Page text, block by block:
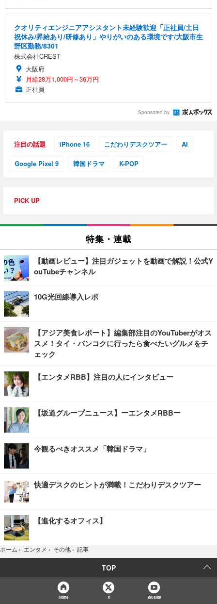
クオリティエンジニアアシスタント未経験歓迎「正社員/土日
祝休み/昇給あり/研修あり」やりがいのある環境です/大阪市生
野区勤務/8301
株式会社CREST
大阪府
月給28万1,000円～36万円
正社員
Sponsored by
注目の話題 iPhone 16 こだわりデスクツアー AI
Google Pixel 9 韓国ドラマ K-POP
PICK UP
特集・連載
【動画レビュー】注目ガジェットを動画で解説！公式Y
ouTubeチャンネル
10G光回線導入レポ
【アジア美食レポート】編集部注目のYouTuberがオス
スメ！タイ・バンコクに行ったら食べたいグルメをチ
ェック
【エンタメRBB】注目の人にインタビュー
【坂道グループニュース】ーエンタメRBBー
今観るべきオススメ「韓国ドラマ」
快適デスクのヒントが満載！こだわりデスクツアー
【進化するオフィス】
ホーム › エンタメ › その他 › 記事
TOP
Home X YouTube